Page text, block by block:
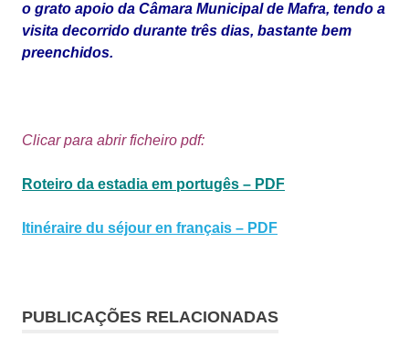
o grato apoio da Câmara Municipal de Mafra, tendo a
visita decorrido durante três dias, bastante bem
preenchidos.
Clicar para abrir ficheiro pdf:
Roteiro da estadia em portugês – PDF
Itinéraire du séjour en français – PDF
sur-Mer
PUBLICAÇÕES RELACIONADAS